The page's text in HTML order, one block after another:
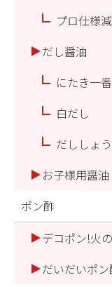
プロ仕様
だし醤油
にたき一番
白だし
だししょ
お子様用醤油
ポン酢
デコポン!火
だいだいポ